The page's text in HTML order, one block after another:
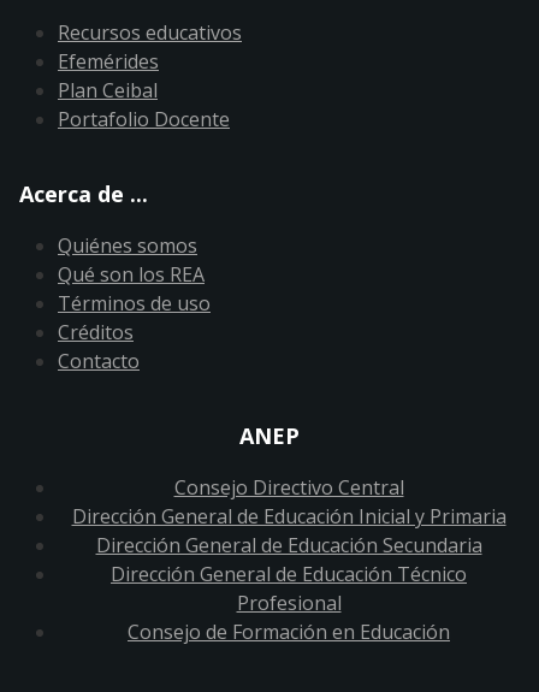
Recursos educativos
Efemérides
Plan Ceibal
Portafolio Docente
Acerca de ...
Quiénes somos
Qué son los REA
Términos de uso
Créditos
Contacto
ANEP
Consejo Directivo Central
Dirección General de Educación Inicial y Primaria
Dirección General de Educación Secundaria
Dirección General de Educación Técnico
Profesional
Consejo de Formación en Educación